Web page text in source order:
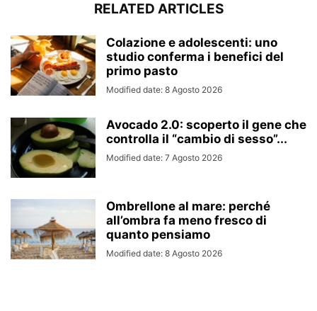
RELATED ARTICLES
Colazione e adolescenti: uno
studio conferma i benefici del
primo pasto
Modified date: 8 Agosto 2026
Avocado 2.0: scoperto il gene che
controlla il “cambio di sesso”...
Modified date: 7 Agosto 2026
Ombrellone al mare: perché
all’ombra fa meno fresco di
quanto pensiamo
Modified date: 8 Agosto 2026